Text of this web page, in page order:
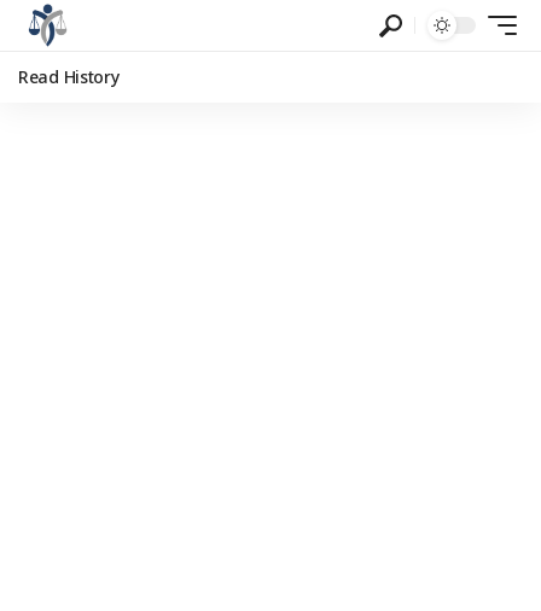
Read History